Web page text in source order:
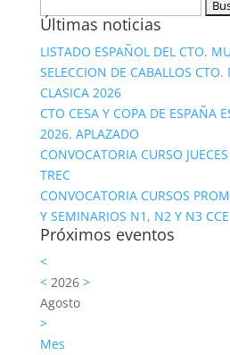
Últimas noticias
LISTADO ESPAÑOL DEL CTO.
SELECCION DE CABALLOS
CLASICA 2026
CTO CESA Y COPA DE ESPAÑA
2026. APLAZADO
CONVOCATORIA CURSO
TREC
CONVOCATORIA CURSOS
Y SEMINARIOS N1, N2 Y N3 CCE
Próximos eventos
<
<2026 >
Agosto
>
Mes